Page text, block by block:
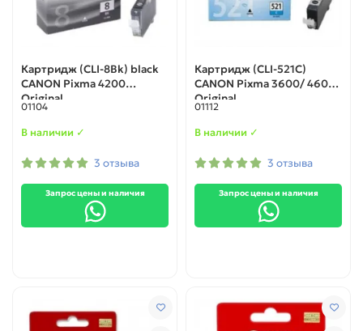
Картридж (CLI-8Bk) black
CANON Pixma 4200
Original
01104
В наличии ✓
3 отзыва
Запрос цены и наличия
Картридж (CLI-521C)
CANON Pixma 3600/ 4600
Original
01112
В наличии ✓
3 отзыва
Запрос цены и наличия